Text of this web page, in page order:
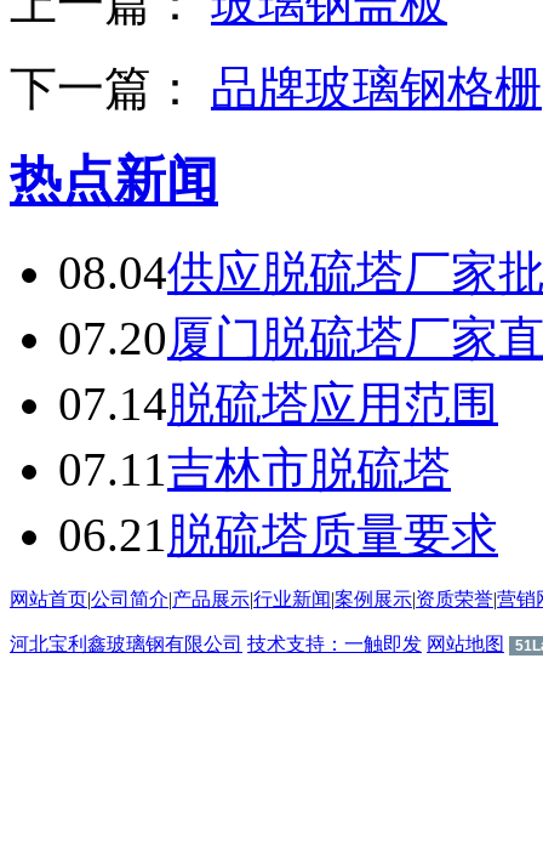
下一篇： 品牌玻璃钢格栅
热点新闻
08.04供应脱硫塔厂家
07.20厦门脱硫塔厂家
07.14脱硫塔应用范围
07.11吉林市脱硫塔
06.21 脱硫塔质量要求
网站首页|公司简介|产品展示|行业新闻|案例展示|资质荣誉|营销
河北宝利鑫玻璃钢有限公司 技术支持：一触即发 网站地图